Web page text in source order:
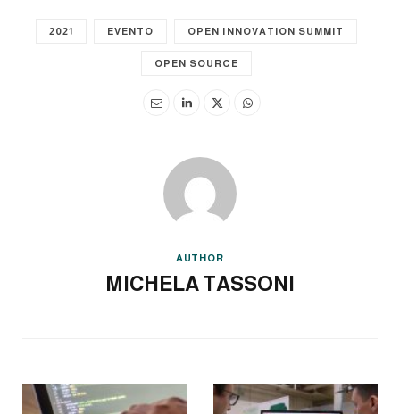
2021 EVENTO OPEN INNOVATION SUMMIT
OPEN SOURCE
AUTHOR
MICHELA TASSONI